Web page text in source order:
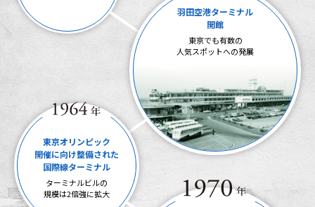
羽田空港ターミナル
開館
東京でも有数の
人気スポットへの発展
東京オリンピック
開催に向け整備された
国際線ターミナル
ターミナルビルの
規模は2倍強に拡大